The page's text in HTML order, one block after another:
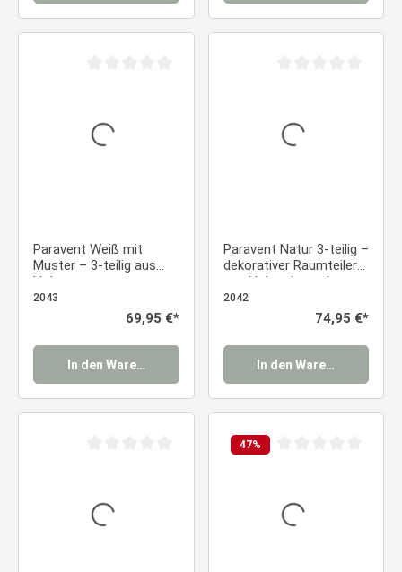
Paravent Weiß mit
Muster – 3-teilig aus
Holz
2043
Regulärer Preis:
69,95 €*
In den Warenkorb
Paravent Natur 3-teilig –
dekorativer Raumteiler
aus Holz mit modernem
Muster
2042
Regulärer Preis:
74,95 €*
In den Warenkorb
47%